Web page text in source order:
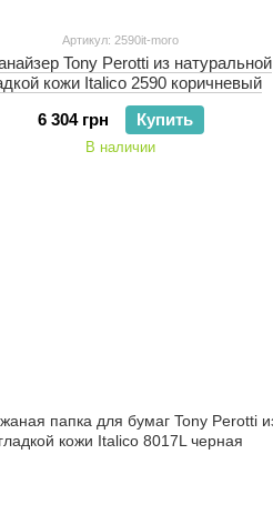
Артикул: 2590it-moro
Tony Perotti из натуральной
кожи Italico 2590 коричневый
6 304 грн
Купить
В наличии